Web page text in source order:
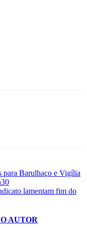
para Barulhaço e Vigília
lamentam fim do
AUTOR